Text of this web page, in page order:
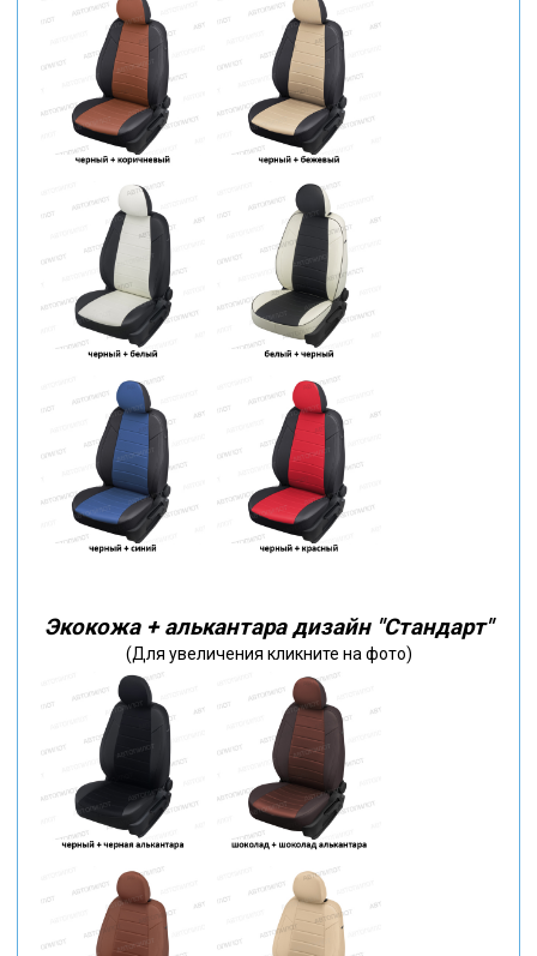
Экокожа + алькантара дизайн "Стандарт"
(Для увеличения кликните на фото)